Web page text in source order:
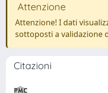
Attenzione
Attenzione! I dati
sottoposti a validazione
Citazioni